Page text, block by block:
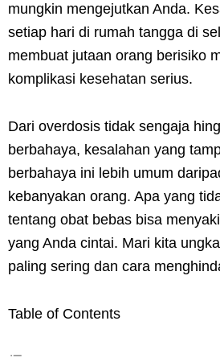
mungkin mengejutkan Anda.
setiap hari di rumah tangga di
membuat jutaan orang berisiko
komplikasi kesehatan serius.
Dari overdosis tidak sengaja
berbahaya, kesalahan yang
berbahaya ini lebih umum
kebanyakan orang. Apa yang
tentang obat bebas bisa
yang Anda cintai. Mari kita
paling sering dan cara
Table of Contents